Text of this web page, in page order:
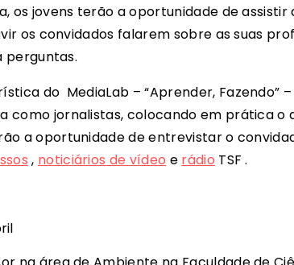
os jovens terão a oportunidade de assistir
os convidados falarem sobre as suas
perguntas.
do MediaLab – “Aprender, Fazendo”
como jornalistas, colocando em prática o
a oportunidade de entrevistar o
, noticiários de vídeo e rádio TSF .